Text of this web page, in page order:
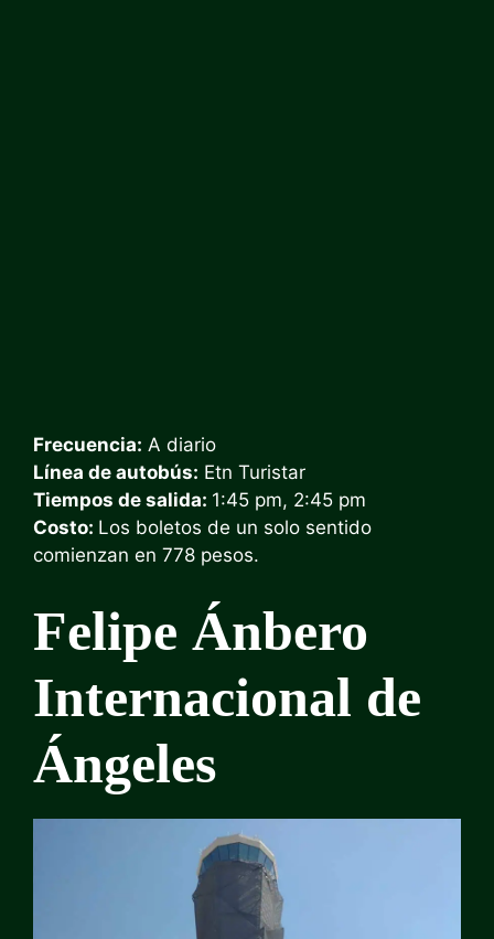
Frecuencia: A diario
Línea de autobús: Etn Turistar
Tiempos de salida: 1:45 pm, 2:45 pm
Costo: Los boletos de un solo sentido
comienzan en 778 pesos.
Felipe Ánbero
Internacional de
Ángeles